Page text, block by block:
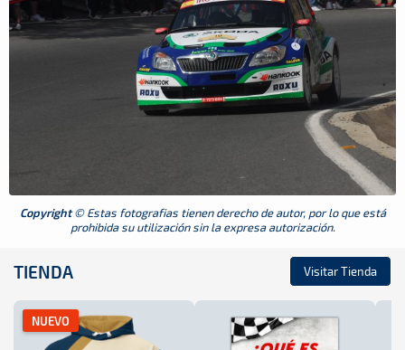
Copyright© Estas fotografias tienen derecho de autor, por lo que está
prohibida su utilización sin la expresa autorización.
TIENDA Visitar Tienda
NUEVO